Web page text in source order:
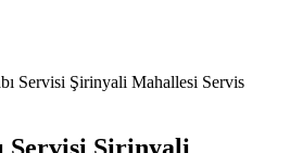
Servisi Şirinyali Mahallesi Servis